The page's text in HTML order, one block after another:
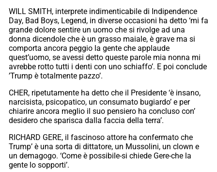
WILL SMITH, interprete indimenticabile di Indipendence
Day, Bad Boys, Legend, in diverse occasioni ha detto ‘mi fa
grande dolore sentire un uomo che si rivolge ad una
donna dicendole che è un grasso maiale, è grave ma si
comporta ancora peggio la gente che applaude
quest’uomo, se avessi detto queste parole mia nonna mi
avrebbe rotto tutti i denti con uno schiaffo’. E poi conclude
’Trump è totalmente pazzo’.
CHER, ripetutamente ha detto che il Presidente ‘è insano,
narcisista, psicopatico, un consumato bugiardo’ e per
chiarire ancora meglio il suo pensiero ha concluso con’
desidero che sparisca dalla faccia della terra’.
RICHARD GERE, il fascinoso attore ha confermato che
Trump’ è una sorta di dittatore, un Mussolini, un clown e
un demagogo. ‘Come è possibile-si chiede Gere-che la
gente lo sopporti’.